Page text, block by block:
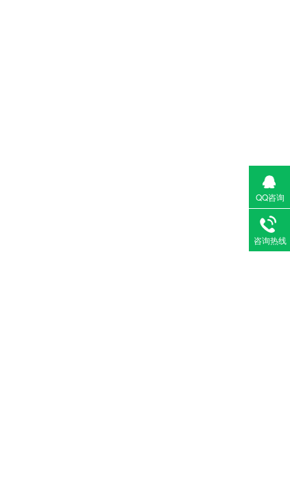
QQ咨询
咨询热线